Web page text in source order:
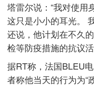
塔雷尔说：“我对使用
这只是小小的耳光。
还说，他计划在不久
检等防疫措施的抗议活
据RT称，法国BLEU
者称他当天的行为为“